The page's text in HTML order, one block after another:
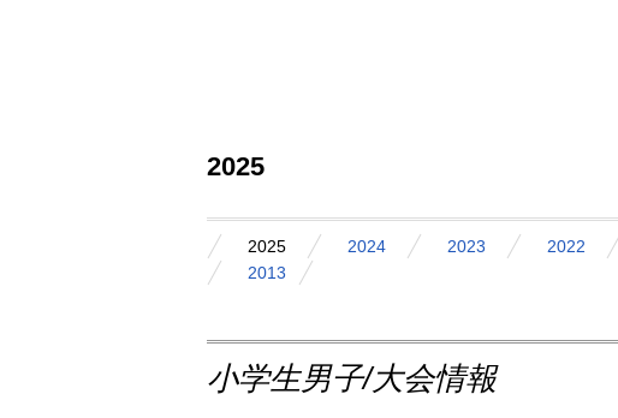
2025
2025 2024 2023 2022
2013
小学生男子/大会情報